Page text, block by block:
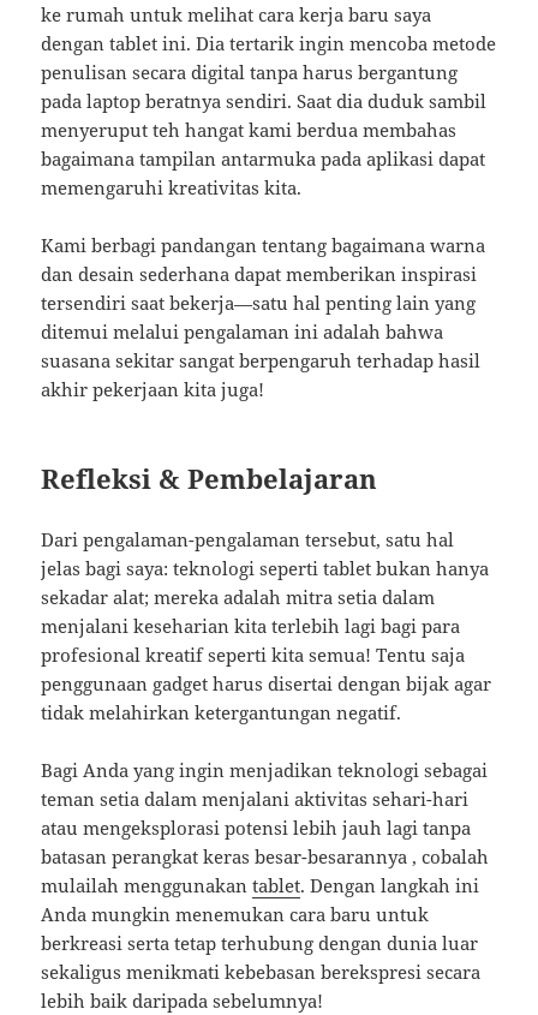
ke rumah untuk melihat cara kerja baru saya
dengan tablet ini. Dia tertarik ingin mencoba metode
penulisan secara digital tanpa harus bergantung
pada laptop beratnya sendiri. Saat dia duduk sambil
menyeruput teh hangat kami berdua membahas
bagaimana tampilan antarmuka pada aplikasi dapat
memengaruhi kreativitas kita.
Kami berbagi pandangan tentang bagaimana warna
dan desain sederhana dapat memberikan inspirasi
tersendiri saat bekerja—satu hal penting lain yang
ditemui melalui pengalaman ini adalah bahwa
suasana sekitar sangat berpengaruh terhadap hasil
akhir pekerjaan kita juga!
Refleksi & Pembelajaran
Dari pengalaman-pengalaman tersebut, satu hal
jelas bagi saya: teknologi seperti tablet bukan hanya
sekadar alat; mereka adalah mitra setia dalam
menjalani keseharian kita terlebih lagi bagi para
profesional kreatif seperti kita semua! Tentu saja
penggunaan gadget harus disertai dengan bijak agar
tidak melahirkan ketergantungan negatif.
Bagi Anda yang ingin menjadikan teknologi sebagai
teman setia dalam menjalani aktivitas sehari-hari
atau mengeksplorasi potensi lebih jauh lagi tanpa
batasan perangkat keras besar-besarannya , cobalah
mulailah menggunakantablet. Dengan langkah ini
Anda mungkin menemukan cara baru untuk
berkreasi serta tetap terhubung dengan dunia luar
sekaligus menikmati kebebasan berekspresi secara
lebih baik daripada sebelumnya!